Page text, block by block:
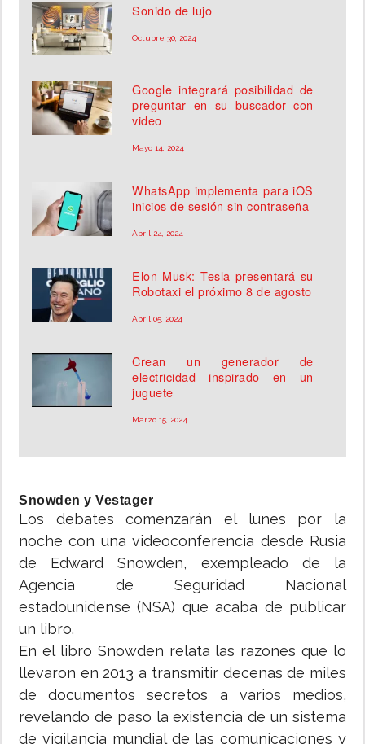
Sonido de lujo
Octubre 30, 2024
Google integrará posibilidad de
preguntar en su buscador con
video
Mayo 14, 2024
WhatsApp implementa para iOS
inicios de sesión sin contraseña
Abril 24, 2024
Elon Musk: Tesla presentará su
Robotaxi el próximo 8 de agosto
Abril 05, 2024
Crean un generador de
electricidad inspirado en un
juguete
Marzo 15, 2024
Snowden y Vestager
Los debates comenzarán el lunes por la
noche con una videoconferencia desde Rusia
de Edward Snowden, exempleado de la
Agencia de Seguridad Nacional
estadounidense (NSA) que acaba de publicar
un libro.
En el libro Snowden relata las razones que lo
llevaron en 2013 a transmitir decenas de miles
de documentos secretos a varios medios,
revelando de paso la existencia de un sistema
de vigilancia mundial de las comunicaciones y